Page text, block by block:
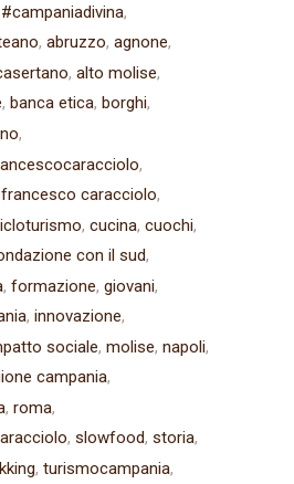
#campaniadivina
abruzzo agnone
alto molise
banca etica borghi
caracciolo
cucina cuochi
con il sud
formazione giovani
innovazione
sociale molise napoli
campania
roma
slowfood storia
turismocampania